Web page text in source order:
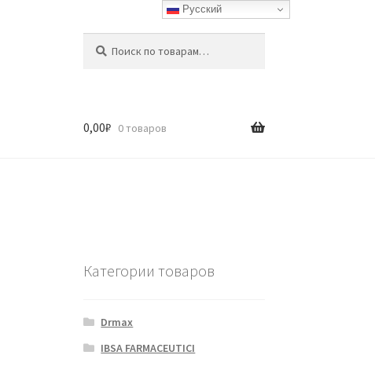
0,00₽ 0 товаров
Категории товаров
Drmax
IBSA FARMACEUTICI
Русский